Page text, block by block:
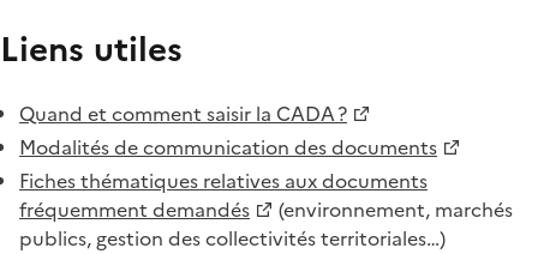
Liens utiles
Quand et comment saisir la CADA ?
Modalités de communication des documents
Fiches thématiques relatives aux documents
fréquemment demandés
(environnement, marchés
publics, gestion des collectivités territoriales…)